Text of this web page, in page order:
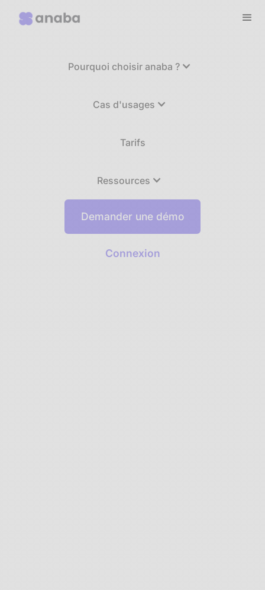
Pourquoi choisir anaba ?
Cas d'usages
Tarifs
Ressources
Demander une démo
Connexion